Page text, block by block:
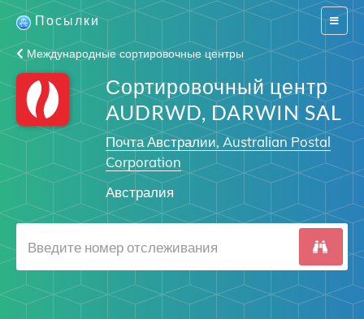
Switch
Посылки
Международные сортировочные центры
Сортировочный центр
AUDRWD, DARWIN SAL
Почта Австралии, Australian Postal
Corporation
Австралия